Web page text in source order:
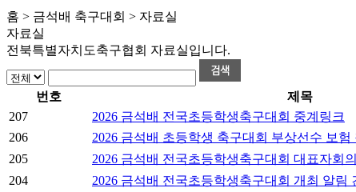
홈 > 금석배 축구대회 > 자료실
자료실
전북특별자치도축구협회 자료실입니다.
번호 제목
207
2026 금석배 전국초등학생축구대회 중계링크
206
2026 금석배 초등학생 축구대회 부상선수 보험
205
2026 금석배 전국초등학생축구대회 대표자회
204
2026 금석배 전국초등학생축구대회 개최 알림